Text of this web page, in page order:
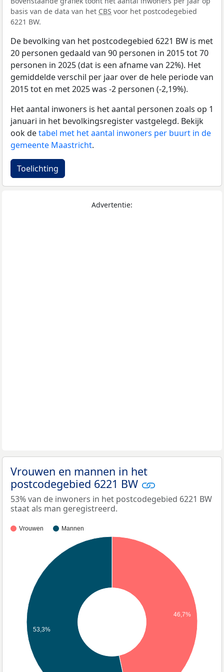
basis van de data van het CBS voor het postcodegebied
6221 BW.
De bevolking van het postcodegebied 6221 BW is met
20 personen gedaald van 90 personen in 2015 tot 70
personen in 2025 (dat is een afname van 22%). Het
gemiddelde verschil per jaar over de hele periode van
2015 tot en met 2025 was -2 personen (-2,19%).
Het aantal inwoners is het aantal personen zoals op 1
januari in het bevolkingsregister vastgelegd. Bekijk
ook detabel met het aantal inwoners per buurt in de
gemeente Maastricht.
Toelichting
Advertentie:
Vrouwen en mannen in het
postcodegebied 6221 BW
53% van de inwoners in het postcodegebied 6221 BW
staat als man geregistreerd.
Vrouwen Mannen
46,7%
53,3%